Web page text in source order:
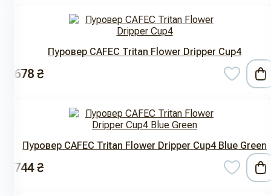
Пуровер CAFEC Tritan Flower Dripper Cup4
678 ₴
Пуровер CAFEC Tritan Flower Dripper Cup4 Blue Green
744 ₴